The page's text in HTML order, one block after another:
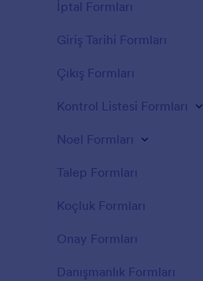
İptal Formları
Giriş Tarihi Formları
Çıkış Formları
Kontrol Listesi Formları
Noel Formları
Talep Formları
Koçluk Formları
Onay Formları
Danışmanlık Formları